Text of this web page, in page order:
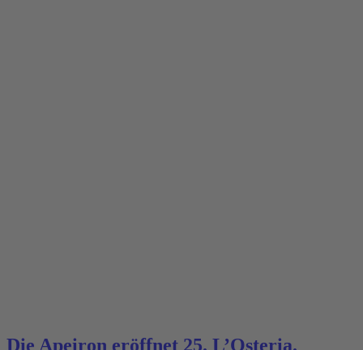
Die Apeiron eröffnet 25. L’Osteria.